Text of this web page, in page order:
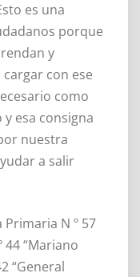
es una
porque
y
con ese
como
esa consigna
nuestra
a salir
N º 57
44 “Mariano
“General